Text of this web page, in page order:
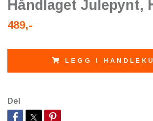
Håndlaget Julepynt,
489,-
LEGG I
Del